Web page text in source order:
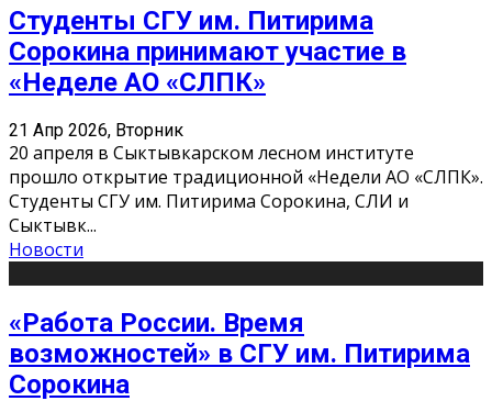
Студенты СГУ им. Питирима
Сорокина принимают участие в
«Неделе АО «СЛПК»
21 Апр 2026, Вторник
20 апреля в Сыктывкарском лесном институте
прошло открытие традиционной «Недели АО «СЛПК».
Студенты СГУ им. Питирима Сорокина, СЛИ и
Сыктывк...
Новости
«Работа России. Время
возможностей» в СГУ им. Питирима
Сорокина